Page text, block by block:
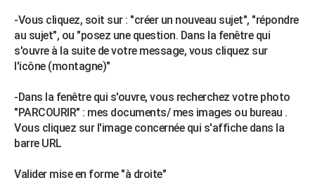
-Vous cliquez, soit sur : "créer un nouveau sujet", "répondre
au sujet", ou "posez une question. Dans la fenêtre qui
s'ouvre à la suite de votre message, vous cliquez sur
l'icône (montagne)"
-Dans la fenêtre qui s'ouvre, vous recherchez votre photo
"PARCOURIR" : mes documents/ mes images ou bureau .
Vous cliquez sur l'image concernée qui s'affiche dans la
barre URL
Valider mise en forme "à droite"